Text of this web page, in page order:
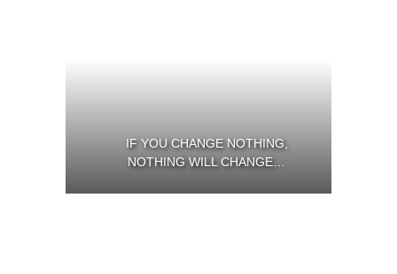
IF YOU CHANGE NOTHING,
NOTHING WILL CHANGE…